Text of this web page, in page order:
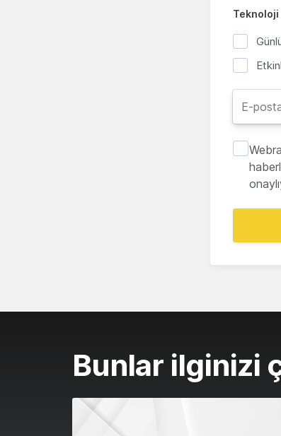
Teknoloji
Bunlar ilginizi